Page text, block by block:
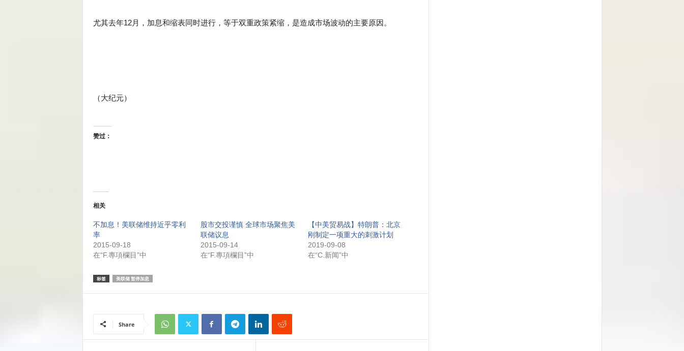
尤其去年12月，加息和缩表同时进行，等于双重政策紧缩，是造成市场波动的主要原因。
（大纪元）
赞过：
相关
不加息！美联储维持近乎零利
率
2015-09-18
在“F.專項欄目”中
股市交投谨慎 全球市场聚焦美
联储议息
2015-09-14
在“F.專項欄目”中
【中美贸易战】特朗普：北京
刚制定一项重大的刺激计划
2019-09-08
在“C.新闻”中
标签 美联储 暂停加息
Share